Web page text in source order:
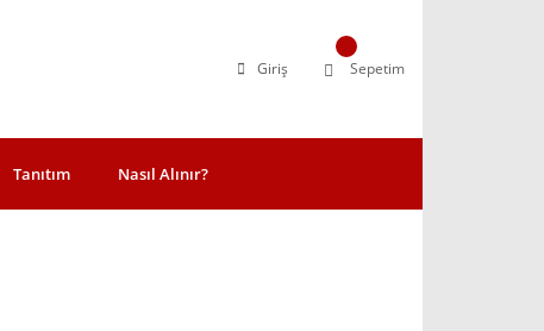
Giriş Sepetim
Tanıtım Nasıl Alınır?